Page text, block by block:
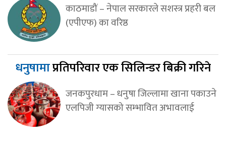
काठमाडौं – नेपाल सरकारले सशस्त्र प्रहरी बल
(एपीएफ) का वरिष्ठ
धनुषामाप्रतिपरिवार एक सिलिन्डर बिक्री गरिने
जनकपुरधाम – धनुषा जिल्लामा खाना पकाउने
एलपिजी ग्यासको सम्भावित अभावलाई